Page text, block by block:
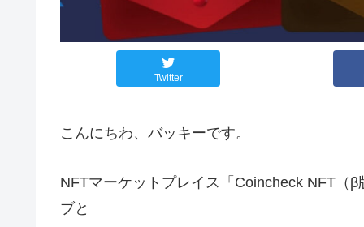
Twitter
こんにちわ、バッキーです。
NFTマーケットプレイス「Coincheck NFT（
ブと